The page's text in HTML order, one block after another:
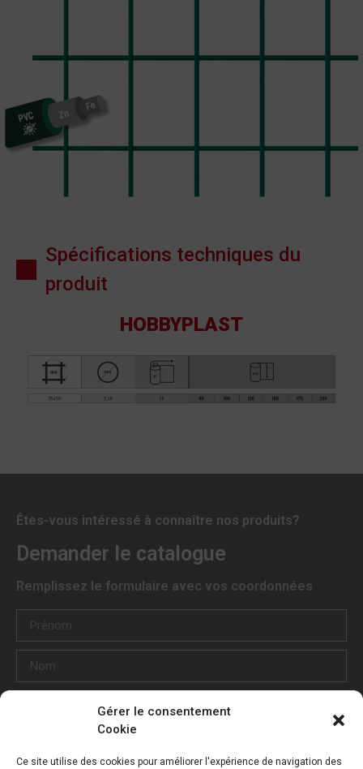
Gérer le consentement
Cookie
Ce site utilise des cookies pour améliorer l'expérience de navigation des
Spécifications techniques du
produit
HOBBYPLAST
Êtes-vous intéressé à connaître nos produits?
Demander le catalogue
Remplissez le formulaire avec vos coordonnées